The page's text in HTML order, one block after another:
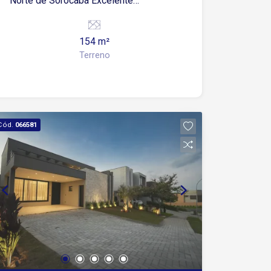
seus sonhos em um dos condomínios
que mais crescem na Zona Norte de
Localizado no Condomínio Residencial
Jardim, o imóvel oferece a
tranquilidade e a segurança de um
condomínio fechado, com infraestrutura
de lazer e excelente qualidade de vida
para toda a família. O condomínio conta
com portaria e segurança 24 horas,
áreas de lazer, playground, quadra
poliesportiva, espaço com
churrasqueira e áreas verdes, além de
estar próximo à Avenida Ipanema, com
154 m²
Terreno
066581